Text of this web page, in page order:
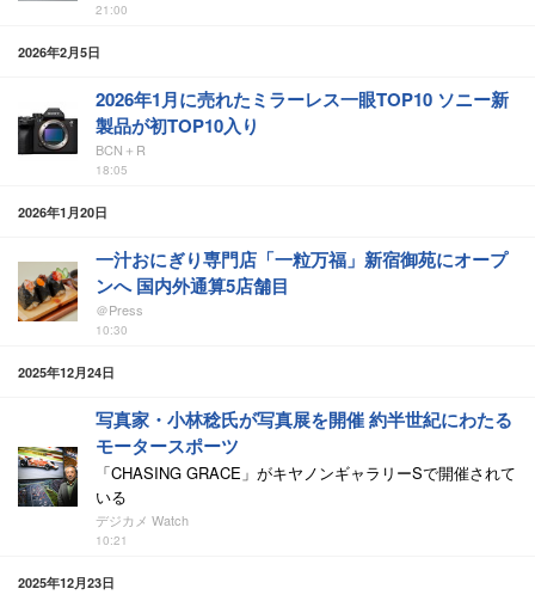
21:00
2026年2月5日
2026年1月に売れたミラーレス一眼TOP10 ソニー新
製品が初TOP10入り
BCN＋R
18:05
2026年1月20日
一汁おにぎり専門店「一粒万福」新宿御苑にオープ
ンへ 国内外通算5店舗目
＠Press
10:30
2025年12月24日
写真家・小林稔氏が写真展を開催 約半世紀にわたる
モータースポーツ
「CHASING GRACE」がキヤノンギャラリーSで開催されて
いる
デジカメ Watch
10:21
2025年12月23日